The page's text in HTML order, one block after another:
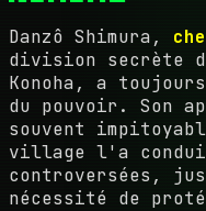
Danzô Shimura,
division secrète
Konoha, a
du pouvoir. Son
souvent
village l'a
controversées,
nécessité de